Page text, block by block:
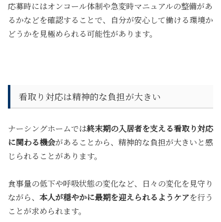
応募時にはオンコール体制や急変時マニュアルの整備があ
るかなどを確認することで、自分が安心して働ける環境か
どうかを見極められる可能性があります。
看取り対応は精神的な負担が大きい
ナーシングホームでは終末期の入居者を支える看取り対応
に関わる機会があることから、精神的な負担が大きいと感
じられることがあります。
食事量の低下や呼吸状態の変化など、日々の変化を見守り
ながら、 本人が穏やかに最期を迎えられるようケアを行う
ことが求められます。